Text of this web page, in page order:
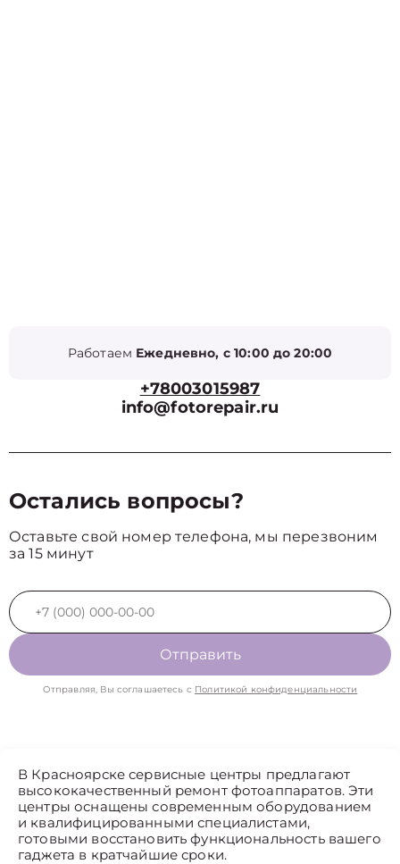
Работаем Ежедневно, с 10:00 до 20:00
+78003015987
info@fotorepair.ru
Остались вопросы?
Оставьте свой номер телефона, мы перезвоним
за 15 минут
Отправить
Отправляя, Вы соглашаетесь с Политикой конфиденциальности
В Красноярске сервисные центры предлагают
высококачественный ремонт фотоаппаратов. Эти
центры оснащены современным оборудованием
и квалифицированными специалистами,
готовыми восстановить функциональность вашего
гаджета в кратчайшие сроки.